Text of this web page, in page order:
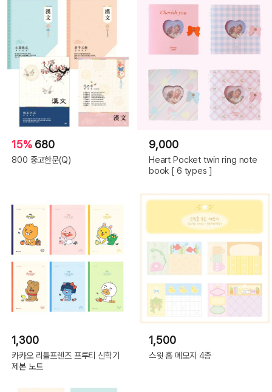
15% 680
800 중고한문(Q)
9,000
Heart Pocket twin ring note
book [ 6 types ]
1,300
카카오 리틀프렌즈 프루티 신학기
제본 노트
1,500
스윗 홈 메모지 4종